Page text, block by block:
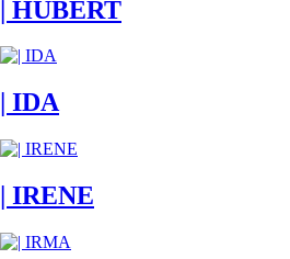
| HUBERT
| IDA
| IRENE